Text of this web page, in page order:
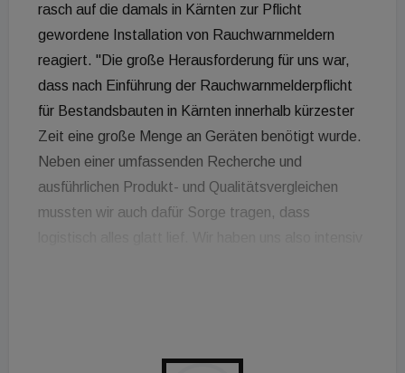
rasch auf die damals in Kärnten zur Pflicht
gewordene Installation von Rauchwarnmeldern
reagiert. "Die große Herausforderung für uns war,
dass nach Einführung der Rauchwarnmelderpflicht
für Bestandsbauten in Kärnten innerhalb kürzester
Zeit eine große Menge an Geräten benötigt wurde.
Neben einer umfassenden Recherche und
ausführlichen Produkt- und Qualitätsvergleichen
mussten wir auch dafür Sorge tragen, dass
Kuchling, Leiter der Sparte Kundenprojekte.